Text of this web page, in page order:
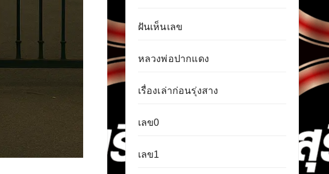
ฝันเห็นเลข
หลวงพ่อปากแดง
เรื่องเล่าก่อนรุ่งสาง
เลข0
เลข1